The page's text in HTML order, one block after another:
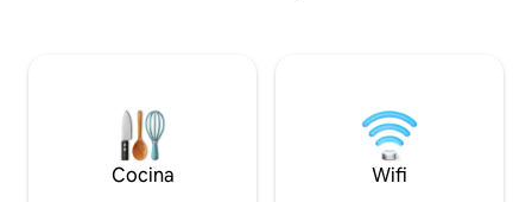
una estadía agradable ● Traé tus
propios ingredientes. ● Como opción,
podemos proporcionar un set de
ingredientes locales (para sukiyaki,
gratuito 2 aseos/1 baño
Estación de
en coche,
unos 40 minutos
Cocina Wifi